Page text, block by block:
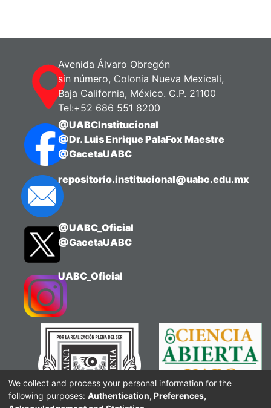
Avenida Álvaro Obregón
sin número, Colonia Nueva Mexicali,
Baja California, México. C.P. 21100
Tel:+52 686 551 8200
@UABCInstitucional
@Dr. Luis Enrique PalaFox Maestre
@GacetaUABC
repositorio.institucional@uabc.edu.mx
@UABC_Oficial
@GacetaUABC
UABC_Oficial
We collect and process your personal information for the
following purposes: Authentication, Preferences,